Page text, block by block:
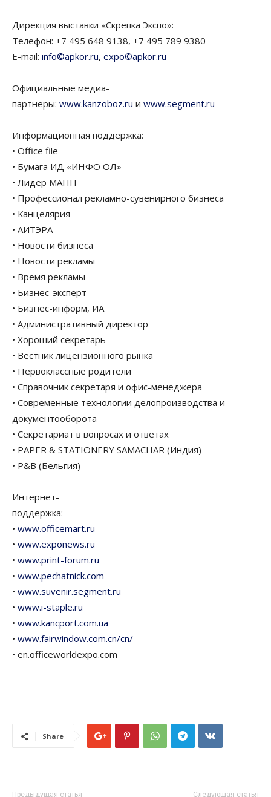
Дирекция выставки «Скрепка Экспо»:
Телефон: +7 495 648 9138, +7 495 789 9380
E-mail: info©apkor.ru, expo©apkor.ru
Официальные медиа-
партнеры: www.kanzoboz.ru и www.segment.ru
Информационная поддержка:
• Office file
• Бумага ИД «ИНФО ОЛ»
• Лидер МАПП
• Профессионал рекламно-сувенирного бизнеса
• Канцелярия
• АИТЭРА
• Новости бизнеса
• Новости рекламы
• Время рекламы
• Бизнес-эксперт
• Бизнес-информ, ИА
• Административный директор
• Хороший секретарь
• Вестник лицензионного рынка
• Первоклассные родители
• Справочник секретаря и офис-менеджера
• Современные технологии делопроизводства и
документооборота
• Секретариат в вопросах и ответах
• PAPER & STATIONERY SAMACHAR (Индия)
• P&B (Бельгия)
Интернет-
поддержка:
• www.officemart.ru
• www.exponews.ru
• www.print-forum.ru
• www.pechatnick.com
• www.suvenir.segment.ru
• www.i-staple.ru
• www.kancport.com.ua
• www.fairwindow.com.cn/cn/
• en.officeworldexpo.com
Share
Предыдущая статья Следующая статья